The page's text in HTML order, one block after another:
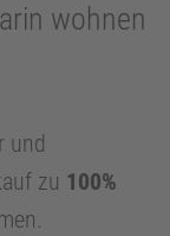
wohnen
und
zu 100%